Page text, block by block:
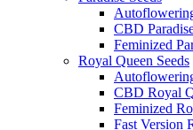
CBD
Feminized
Royal Queen Seeds
CBD Royal
Feminized
Fast Version